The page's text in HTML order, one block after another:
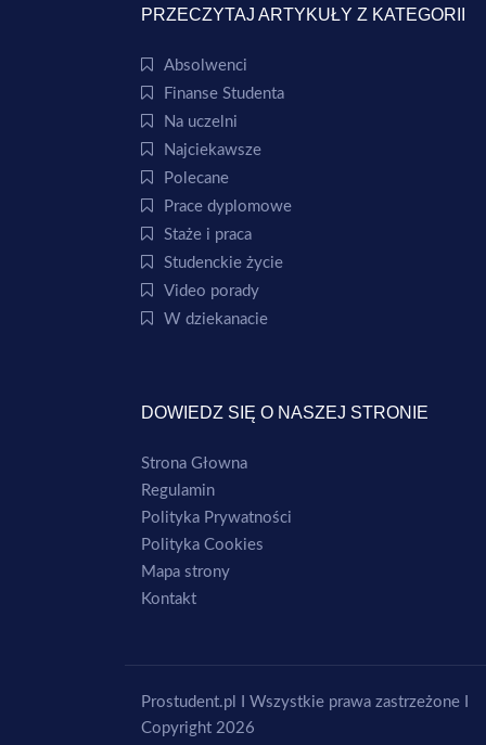
PRZECZYTAJ ARTYKUŁY Z KATEGORII
Absolwenci
Finanse Studenta
Na uczelni
Najciekawsze
Polecane
Prace dyplomowe
Staże i praca
Studenckie życie
Video porady
W dziekanacie
DOWIEDZ SIĘ O NASZEJ STRONIE
Strona Głowna
Regulamin
Polityka Prywatności
Polityka Cookies
Mapa strony
Kontakt
Prostudent.pl I Wszystkie prawa zastrzeżone I
Copyright 2026